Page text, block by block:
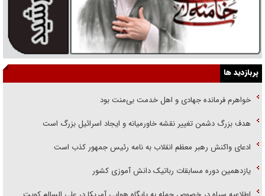
پربازدید ها
خواهرم فرمانده جهادی و اهل خدمت بی‌منت بود
هدف بزرگ دشمن تغییر نقشه خاورمیانه و ایجاد اسرائیل بزرگ است
ادعای واکنش رهبر معظم انقلاب به نامه رئیس جمهور کذب است
یازدهمین دوره مسابقات رباتیک دانش آموزی کشور